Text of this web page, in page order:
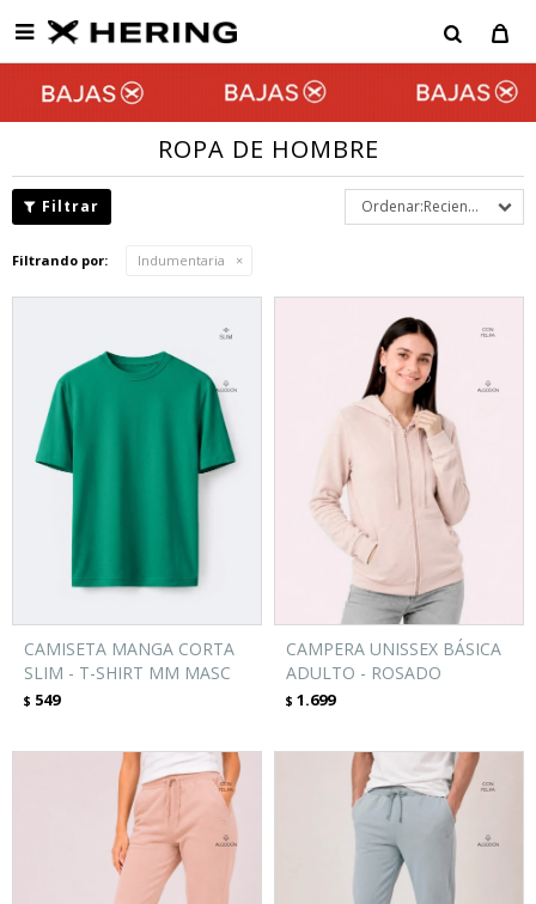

ROPA DE HOMBRE
Recientes
Filtrando por: Indumentaria
CAMISETA MANGA CORTA
SLIM - T-SHIRT MM MASC
$ 549
CAMPERA UNISSEX BÁSICA
ADULTO - ROSADO
$ 1.699